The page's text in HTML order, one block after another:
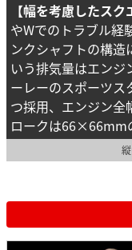
【幅を考慮したスク
やWでのトラブル経
ンクシャフトの構造
いう排気量はエン
ーレーのスポーツス
つ採用、エンジン全
ロークは66×66mm